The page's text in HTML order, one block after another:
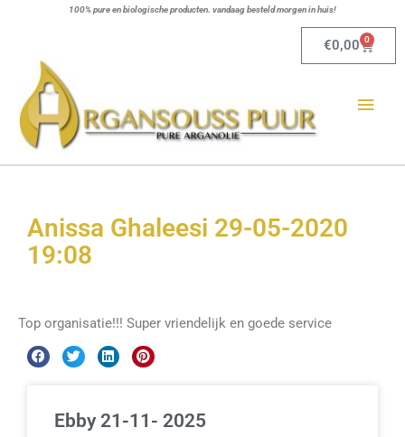
100% pure en biologische producten. vandaag besteld morgen in huis!
€0,00 0
Anissa Ghaleesi 29-05-2020
19:08
Top organisatie!!! Super vriendelijk en goede service
Ebby 21-11- 2025